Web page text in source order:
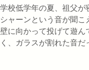
校低学年の夏、祖父
ャーンという音が聞
に向かって投げて遊
、ガラスが割れた音だ